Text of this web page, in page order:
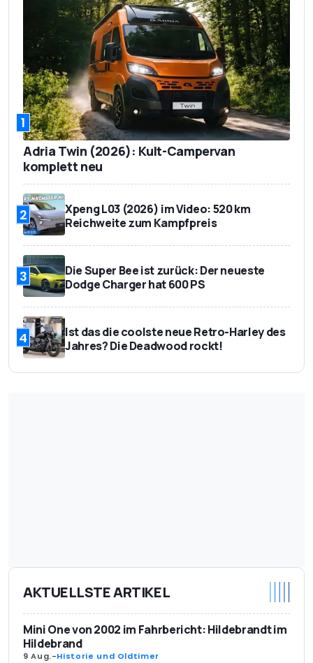
1
Adria Twin (2026): Kult-Campervan
komplett neu
2
Xpeng L03 (2026) im Video: 520 km
Reichweite zum Kampfpreis
3
Die Super Bee ist zurück: Der neueste
Dodge Charger hat 600 PS
4
Ist das die coolste neue Retro-Harley des
Jahres? Die Deadwood rockt!
AKTUELLSTE ARTIKEL
Mini One von 2002 im Fahrbericht: Hildebrandt im
Hildebrand
9 Aug.-Historie und Oldtimer